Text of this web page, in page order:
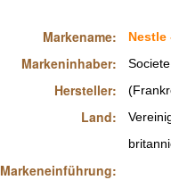
Markename:
Markeninhaber:
Hersteller:
Land:
Markeneinführung:
Nestle